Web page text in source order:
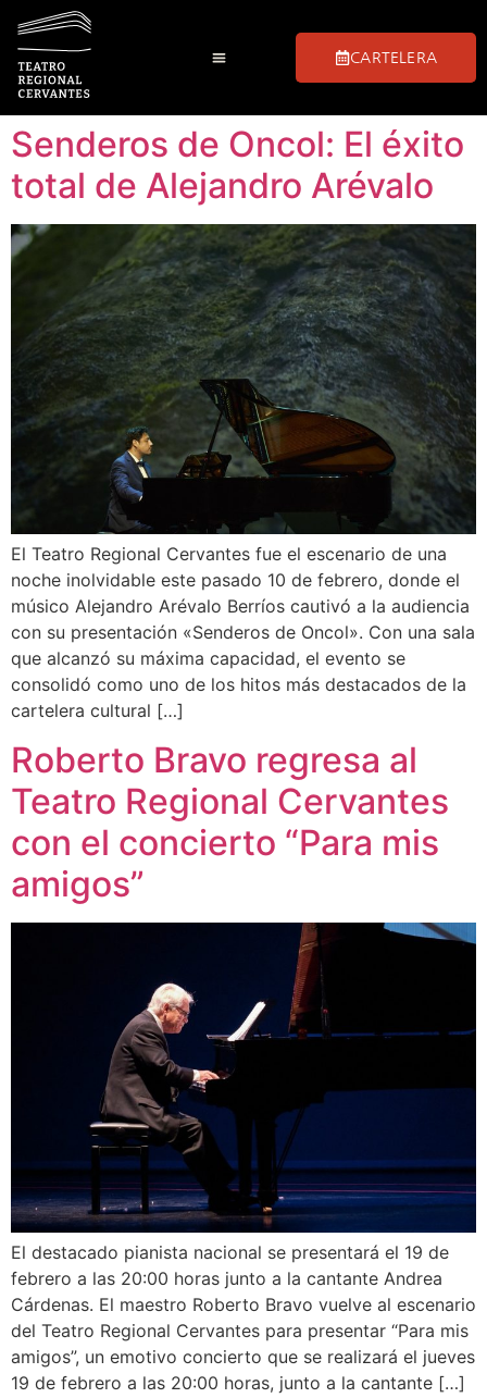
CARTELERA
Senderos de Oncol: El éxito
total de Alejandro Arévalo
El Teatro Regional Cervantes fue el escenario de una
noche inolvidable este pasado 10 de febrero, donde el
músico Alejandro Arévalo Berríos cautivó a la audiencia
con su presentación «Senderos de Oncol». Con una sala
que alcanzó su máxima capacidad, el evento se
consolidó como uno de los hitos más destacados de la
cartelera cultural […]
Roberto Bravo regresa al
Teatro Regional Cervantes
con el concierto “Para mis
amigos”
El destacado pianista nacional se presentará el 19 de
febrero a las 20:00 horas junto a la cantante Andrea
Cárdenas. El maestro Roberto Bravo vuelve al escenario
del Teatro Regional Cervantes para presentar “Para mis
amigos”, un emotivo concierto que se realizará el jueves
19 de febrero a las 20:00 horas, junto a la cantante […]